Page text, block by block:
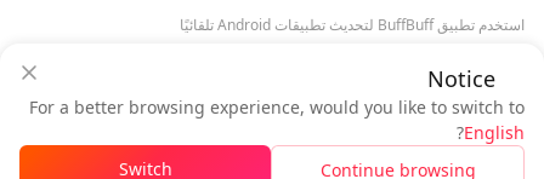
$1.14
سجل دخولللحصول على50 نقطة (0.50 دولار) +
1نقطة (0.01دولار)
Notice
For a better browsing experience, would you like to switch to
English
?
Continue browsing
Switch
استخدم تطبيق BuffBuff لتحديث تطبيقات Android تلقائيًا
تابعنا